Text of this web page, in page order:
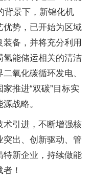
背景下，新锦化机
优势，已开始为区域
备，并将充分利用
氢能储运相关的清洁
氧化碳循环发电、
推进“双碳”目标实
战略。
术引进，不断增强核
出、创新驱动、管
特新企业，持续做能
！